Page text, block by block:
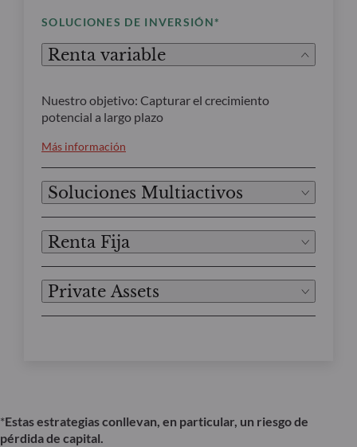
SOLUCIONES DE INVERSIÓN*
Renta variable
Nuestro objetivo: Capturar el crecimiento
potencial a largo plazo
Más información
Soluciones Multiactivos
Renta Fija
Private Assets
*Estas estrategias conllevan, en particular, un riesgo de
pérdida de capital.